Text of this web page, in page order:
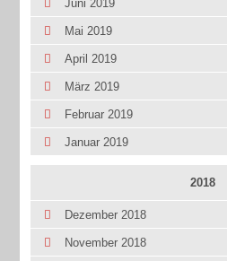
Juni 2019
Mai 2019
April 2019
März 2019
Februar 2019
Januar 2019
2018
Dezember 2018
November 2018